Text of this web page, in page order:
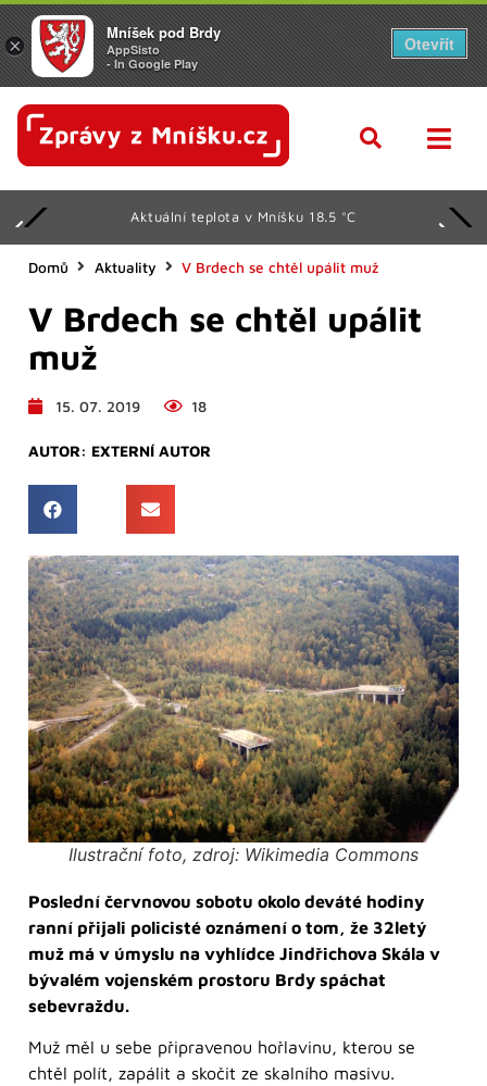
Aktuální teplota v Mníšku 18.5 °C
Domů Aktuality V Brdech se chtěl upálit muž
V Brdech se chtěl upálit
muž
15. 07. 2019 18
AUTOR: EXTERNÍ AUTOR
Ilustrační foto, zdroj: Wikimedia Commons
Poslední červnovou sobotu okolo deváté hodiny
ranní přijali policisté oznámení o tom, že 32letý
muž má v úmyslu na vyhlídce Jindřichova Skála v
bývalém vojenském prostoru Brdy spáchat
sebevraždu.
Muž měl u sebe připravenou hořlavinu, kterou se
chtěl polít, zapálit a skočit ze skalního masivu.
×
Mníšek pod Brdy
AppSisto
- In Google Play
Otevřít